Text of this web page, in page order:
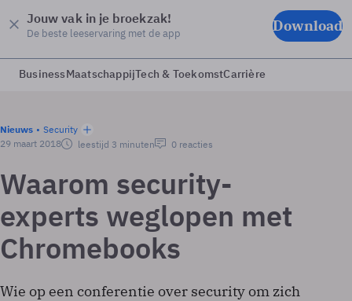
Jouw vak in je broekzak!
De beste leeservaring met de app Download
BusinessMaatschappijTech & ToekomstCarrière
Nieuws
Security
29 maart 2018
leestijd 3 minuten 0 reacties
Waarom security-
experts weglopen met
Chromebooks
Wie op een conferentie over security om zich